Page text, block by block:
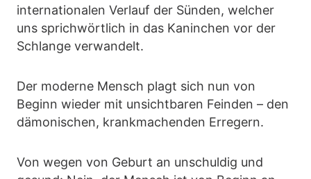
internationalen Verlauf der Sünden, welcher
uns sprichwörtlich in das Kaninchen vor der
Schlange verwandelt.
Der moderne Mensch plagt sich nun von
Beginn wieder mit unsichtbaren Feinden – den
dämonischen, krankmachenden Erregern.
Von wegen von Geburt an unschuldig und